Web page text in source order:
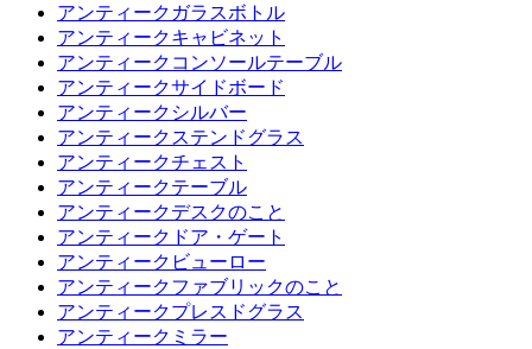
アンティークガラスボトル
アンティークキャビネット
アンティークコンソールテーブル
アンティークサイドボード
アンティークシルバー
アンティークステンドグラス
アンティークチェスト
アンティークテーブル
アンティークデスクのこと
アンティークドア・ゲート
アンティークビューロー
アンティークファブリックのこと
アンティークプレスドグラス
アンティークミラー